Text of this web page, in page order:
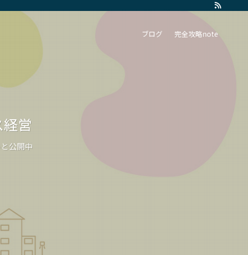
ブログ 完全攻略note
営
公開中